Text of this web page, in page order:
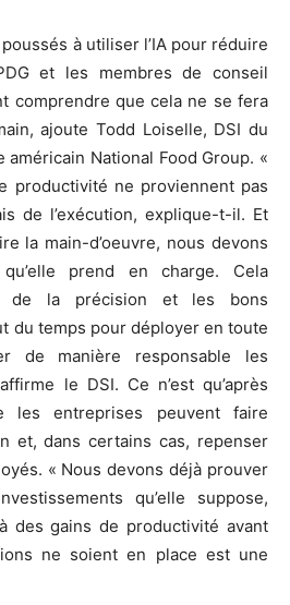
à utiliser l’IA pour réduire
et les membres de conseil
comprendre que cela ne se fera
ajoute Todd Loiselle, DSI du
National Food Group. «
productivité ne proviennent pas
de l’exécution, explique-t-il. Et
la main-d’oeuvre, nous devons
prend en charge. Cela
de la précision et les bons
du temps pour déployer en toute
de manière responsable les
le DSI. Ce n’est qu’après
les entreprises peuvent faire
et, dans certains cas, repenser
« Nous devons déjà prouver
qu’elle suppose,
des gains de productivité avant
ne soient en place est une